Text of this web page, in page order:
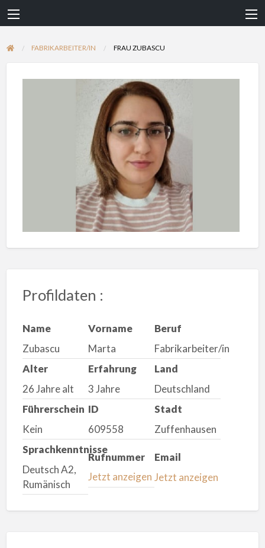
FABRIKARBEITER/IN FRAU ZUBASCU
Profildaten :
Name
Zubascu
Vorname
Marta
Beruf
Fabrikarbeiter/in
Alter
26 Jahre alt
Erfahrung
3 Jahre
Land
Deutschland
Führerschein
Kein
ID
609558
Stadt
Zuffenhausen
Sprachkenntnisse
Deutsch A2,
Rumänisch
Rufnummer
Jetzt anzeigen
Email
Jetzt anzeigen